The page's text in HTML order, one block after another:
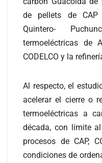
de pellets de
Quintero-
termoeléctricas de
CODELCO y la
Al respecto, el
acelerar el cierre o
termoeléctricas a
década, con límite
procesos de CAP,
condiciones de